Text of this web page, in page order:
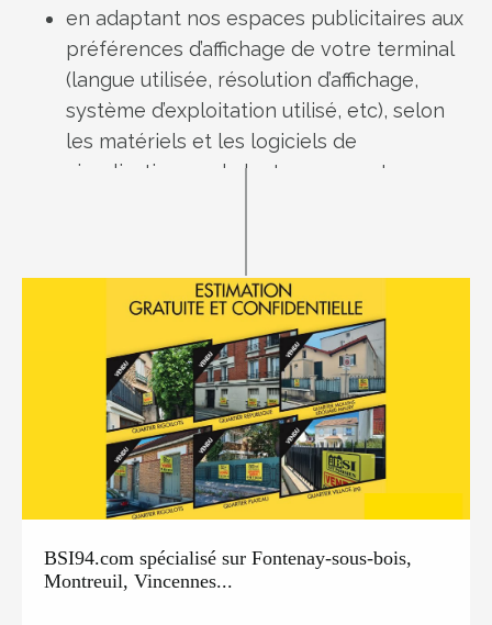
en adaptant nos espaces publicitaires aux
préférences d’affichage de votre terminal
(langue utilisée, résolution d’affichage,
système d’exploitation utilisé, etc), selon
les matériels et les logiciels de
visualisation ou de lecture que votre
publicitaires, selon la navigation de votre
terminal sur notre site et ceux de nos
partenaires,
en adaptant le cas échéant les contenus
publicitaires affichés sur votre terminal
dans nos espaces publicitaires en fonction
des données de localisation transmises
par votre terminal avec votre accord
en adaptant les contenus publicitaires
BSI94.com spécialisé sur Fontenay-sous-bois,
Montreuil, Vincennes...